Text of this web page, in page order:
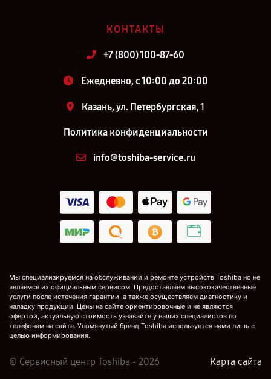
КОНТАКТЫ
+7 (800) 100-87-60
Ежедневно, с 10:00 до 20:00
Казань, ул. Петербургская, 1
Политика конфиденциальности
info@toshiba-service.ru
Мы специализируемся на обслуживании и ремонте устройств Toshiba но не
являемся их официальным сервисом. Предоставляем высококачественные
услуги после истечения гарантии, а также осуществляем диагностику и
наладку продукции. Цены на сайте ориентировочные и не являются
офертой, актуальную стоимость узнавайте у наших специалистов по
телефонам на сайте. Упомянутый бренд Toshiba используется нами лишь с
целью информирования.
© Сервисный центр Toshiba - 2026 Карта сайта